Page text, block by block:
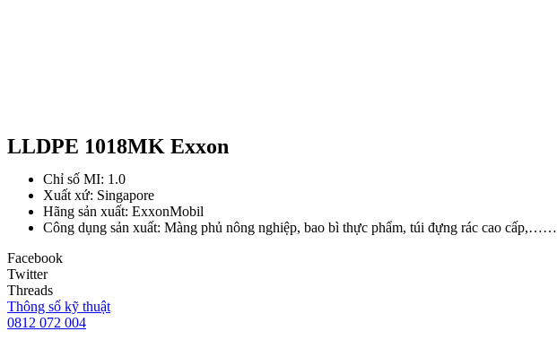
LLDPE 1018MK Exxon
Chỉ số MI: 1.0
Xuất xứ: Singapore
Hãng sản xuất: ExxonMobil
Công dụng sản xuất: Màng phủ nông nghiệp, bao bì thực phẩm, túi đựng rác cao cấp,……
Facebook
Twitter
Threads
Thông số kỹ thuật
0812 072 004